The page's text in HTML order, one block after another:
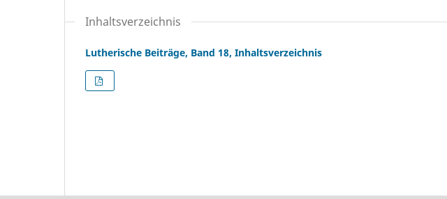
Inhaltsverzeichnis
Lutherische Beiträge, Band 18, Inhaltsverzeichnis